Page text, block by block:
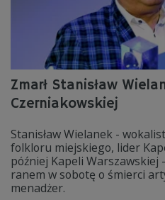
Zmarł Stanisław
Czerniakowskiej
Stanisław Wielanek -
folkloru miejskiego, lider
później Kapeli Warszawskiej
ranem w sobotę o śmierci
menadżer.